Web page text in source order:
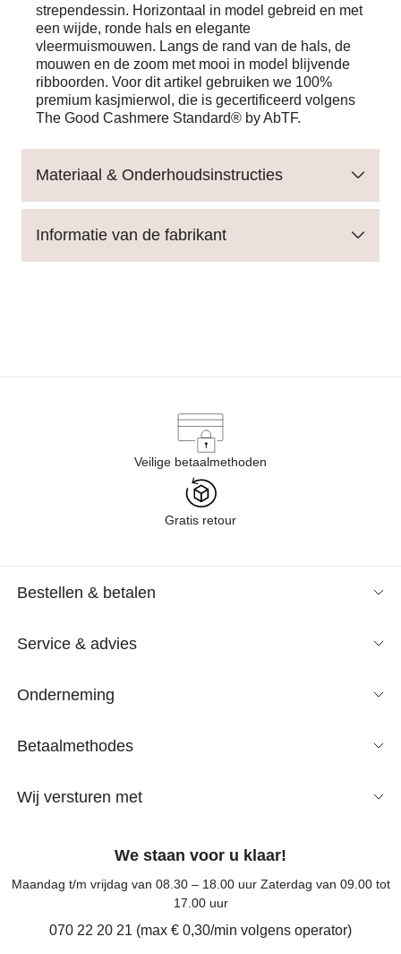
strependessin. Horizontaal in model gebreid en met
een wijde, ronde hals en elegante
vleermuismouwen. Langs de rand van de hals, de
mouwen en de zoom met mooi in model blijvende
ribboorden. Voor dit artikel gebruiken we 100%
premium kasjmierwol, die is gecertificeerd volgens
The Good Cashmere Standard® by AbTF.
Materiaal & Onderhoudsinstructies
Informatie van de fabrikant
Veilige betaalmethoden
Gratis retour
Bestellen & betalen
Service & advies
Onderneming
Betaalmethodes
Wij versturen met
We staan voor u klaar!
Maandag t/m vrijdag van 08.30 – 18.00 uur Zaterdag van 09.00 tot
17.00 uur
070 22 20 21 (max € 0,30/min volgens operator)